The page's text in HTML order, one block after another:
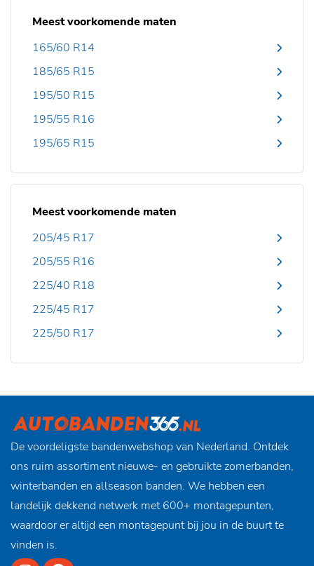
Meest voorkomende maten
165/60 R14
185/65 R15
195/50 R15
195/55 R16
195/65 R15
Meest voorkomende maten
205/45 R17
205/55 R16
225/40 R18
225/45 R17
225/50 R17
De voordeligste bandenwebshop van Nederland. Ontdek
ons ruim assortiment nieuwe- en gebruikte zomerbanden,
winterbanden en allseason banden. We hebben een
landelijk dekkend netwerk met 600+ montagepunten,
waardoor er altijd een montagepunt bij jou in de buurt te
vinden is.